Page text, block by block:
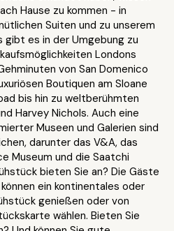
Hause zu kommen - in
Suiten und zu unserem
gibt es in der Umgebung zu
Londons
von San Domenico
Boutiquen am Sloane
bis hin zu weltberühmten
Harvey Nichols. Auch eine
Museen und Galerien sind
darunter das V&A, das
Museum und die Saatchi
bieten Sie an? Die Gäste
ein kontinentales oder
genießen oder von
wählen. Bieten Sie